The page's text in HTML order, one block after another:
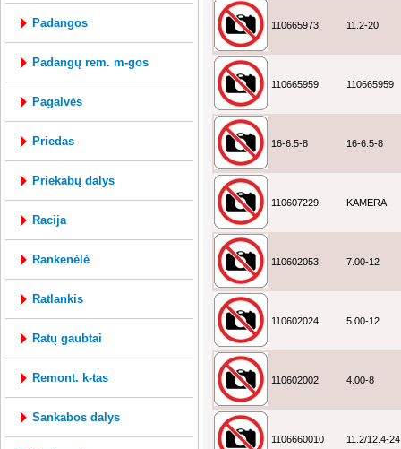
padangos
padangų rem. m-gos
pagalvės
priedas
priekabų dalys
racija
rankenėlė
ratlankis
ratų gaubtai
remont. k-tas
sankabos dalys
110665973 11.2-20
110665959 110665959
16-6.5-8 16-6.5-8
110607229 KAMERA
110602053 7.00-12
110602024 5.00-12
110602002 4.00-8
1106660010 11.2/12.4-24